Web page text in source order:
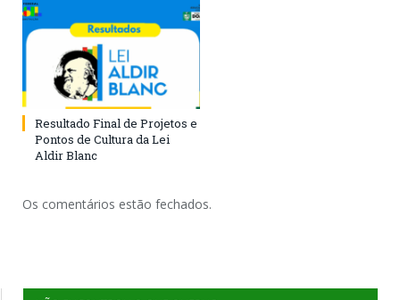
Resultado Final de Projetos e
Pontos de Cultura da Lei
Aldir Blanc
Os comentários estão fechados.